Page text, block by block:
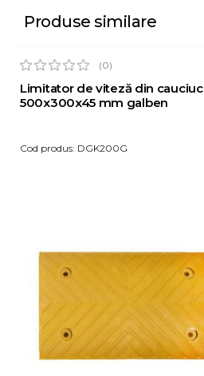
Produse similare
(0)
Limitator de viteză din cauciuc
500x300x45 mm galben
Cod produs: DGK200G